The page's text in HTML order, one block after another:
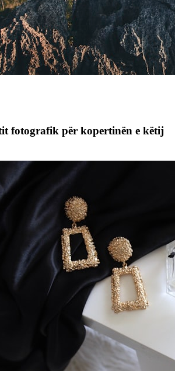
fotografik për kopertinën e këtij